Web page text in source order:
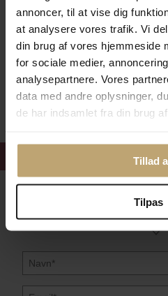
annoncer, til at vise dig
at analysere vores trafik. Vi
din brug af vores hjemmeside
for sociale medier,
analysepartnere. Vores
data med andre oplysninger,
de har indsamlet fra din brug
Tillad
Tilpas
Betalingsmuligheder
Sikker Og Tryg E-Handel